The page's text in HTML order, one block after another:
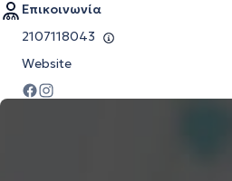
Επικοινωνία
2107118043
Website